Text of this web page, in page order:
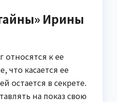
Ирины
к ее
что касается ее
остается в секрете.
на показ свою